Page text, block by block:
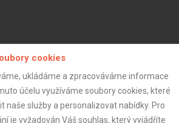
cookies
ukládáme a zpracováváme informace
účelu využíváme soubory cookies, které
naše služby a personalizovat nabídky. Pro
je vyžadován Váš souhlas, který vyjádříte